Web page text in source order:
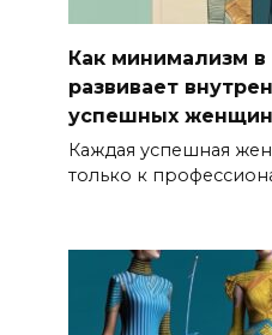
Как минимализм в
развивает
успешных женщин
Каждая успешная
только к